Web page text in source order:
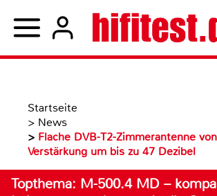
Startseite
> News
> Flache DVB-T2-Zimmerantenne
Verstärkung um bis zu 47 Dezibel
Topthema: M-500.4 MD –